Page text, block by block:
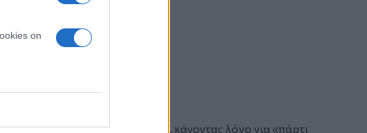
on
και ντόπια γαστρονομία, κάνοντας λόγο για «πάρτι